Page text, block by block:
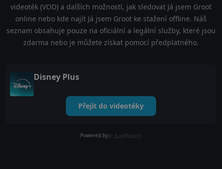
videoték (VOD) a dalších možností, jak sledovat Já jsem Groot
online nebo kde najít Já jsem Groot ke stažení offline. Náš
seznam obsahuje pouze na oficiální a legální služby, které jsou
zdarma nebo je můžete získat pomocí předplatného.
Disney Plus
Přejít do videotéky
Powered by